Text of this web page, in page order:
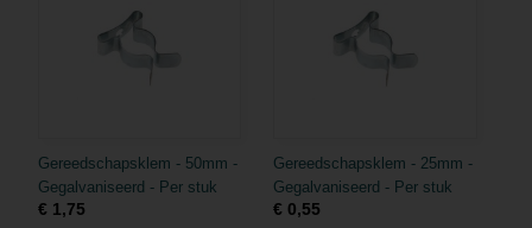
Gereedschapsklem - 50mm -
Gegalvaniseerd - Per stuk
€ 1,75
Gereedschapsklem - 25mm -
Gegalvaniseerd - Per stuk
€ 0,55